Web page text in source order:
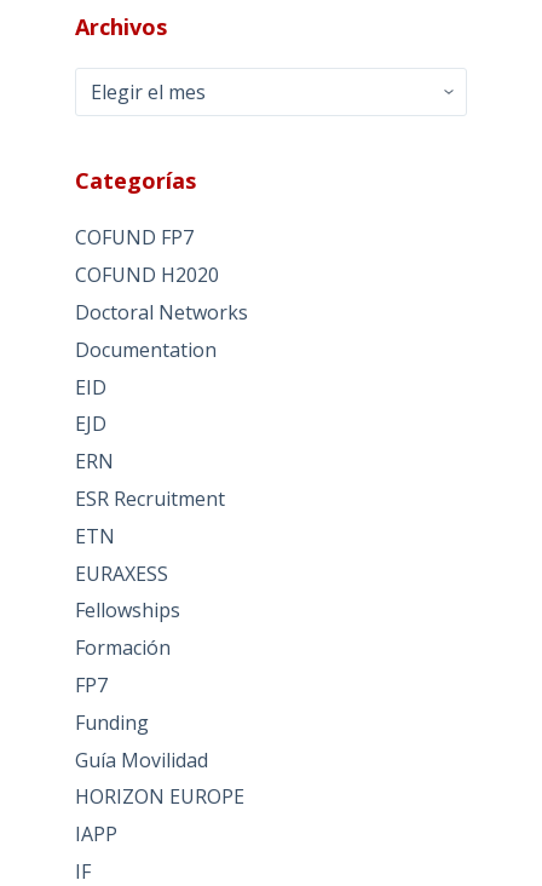
Archivos
Archivos
Categorías
COFUND FP7
COFUND H2020
Doctoral Networks
Documentation
EID
EJD
ERN
ESR Recruitment
ETN
EURAXESS
Fellowships
Formación
FP7
Funding
Guía Movilidad
HORIZON EUROPE
IAPP
IF